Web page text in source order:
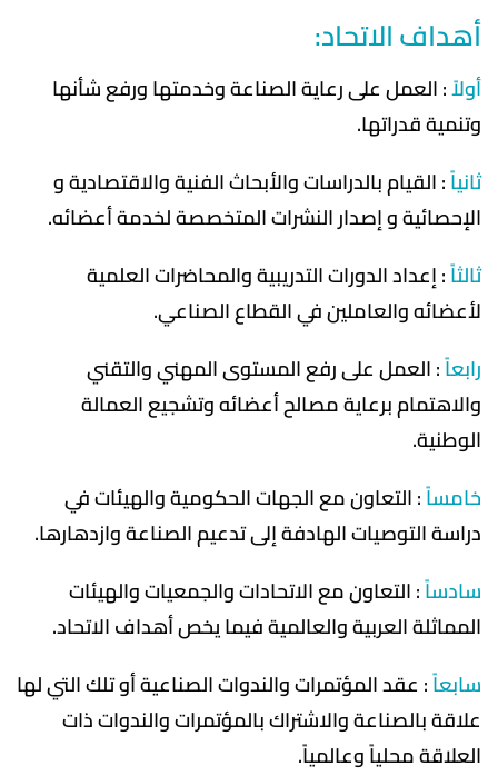
أهداف الاتحاد:
أولاً: العمل على رعاية الصناعة وخدمتها ورفع شأنها
وتنمية قدراتها.
ثانياً: القيام بالدراسات والأبحاث الفنية والاقتصادية و
الإحصائية و إصدار النشرات المتخصصة لخدمة أعضائه.
ثالثاً: إعداد الدورات التدريبية والمحاضرات العلمية
لأعضائه والعاملين في القطاع الصناعي.
رابعاً: العمل على رفع المستوى المهني والتقني
والاهتمام برعاية مصالح أعضائه وتشجيع العمالة
الوطنية.
خامساً: التعاون مع الجهات الحكومية والهيئات في
دراسة التوصيات الهادفة إلى تدعيم الصناعة وازدهارها.
سادساً: التعاون مع الاتحادات والجمعيات والهيئات
المماثلة العربية والعالمية فيما يخص أهداف الاتحاد.
سابعاً: عقد المؤتمرات والندوات الصناعية أو تلك التي لها
علاقة بالصناعة والاشتراك بالمؤتمرات والندوات ذات
العلاقة محلياً وعالمياً.